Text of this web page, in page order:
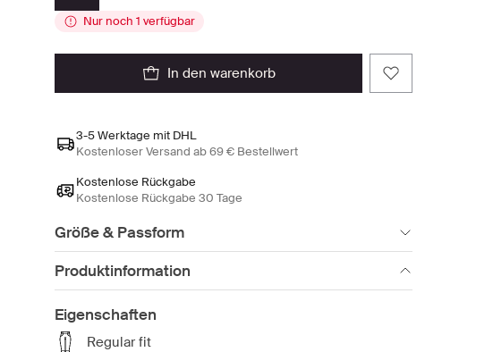
Nur noch 1 verfügbar
in den warenkorb
3-5 Werktage mit DHL
Kostenloser Versand ab 69 € Bestellwert
Kostenlose Rückgabe
Kostenlose Rückgabe 30 Tage
Größe & Passform
Produktinformation
Eigenschaften
Regular fit